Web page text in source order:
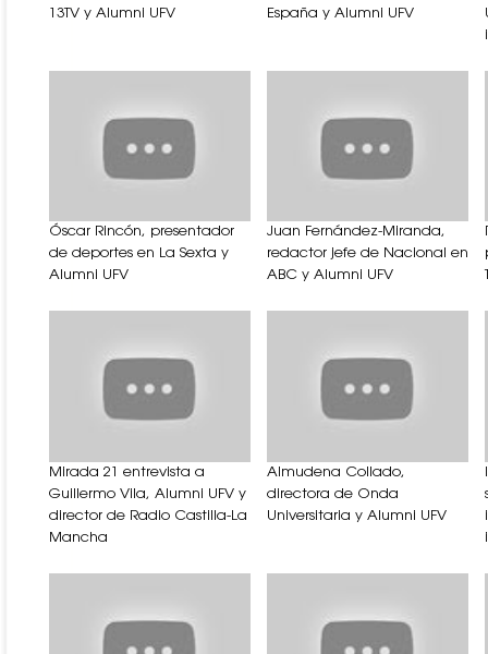
13TV y Alumni UFV
España y Alumni UFV
Óscar Rincón, presentador
de deportes en La Sexta y
Alumni UFV
Juan Fernández-Miranda,
redactor jefe de Nacional en
ABC y Alumni UFV
Mirada 21 entrevista a
Guillermo Vila, Alumni UFV y
director de Radio Castilla-La
Mancha
Almudena Collado,
directora de Onda
Universitaria y Alumni UFV